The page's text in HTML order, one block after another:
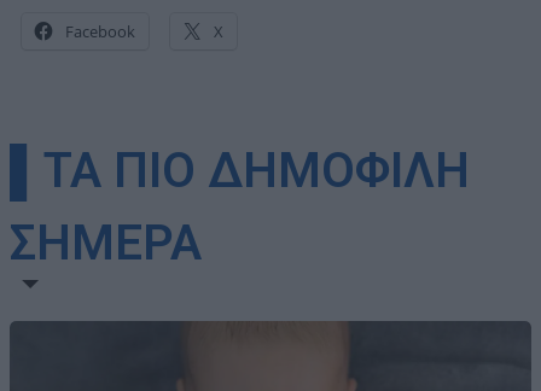
Facebook X
▌ΤΑ ΠΙΟ ΔΗΜΟΦΙΛΗ
ΣΗΜΕΡΑ